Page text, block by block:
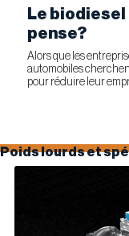
Le biodiesel
pense?
Alors que les
automobiles
pour réduire leur
Poids lourds et